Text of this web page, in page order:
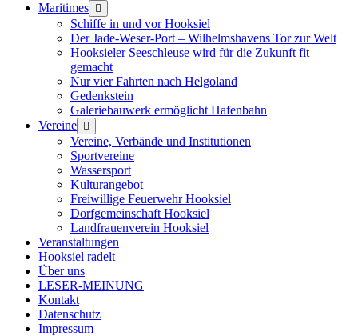
Maritimes Menü
öffnen
Schiffe in und vor Hooksiel
Der Jade-Weser-Port – Wilhelmshavens Tor zur Welt
Hooksieler Seeschleuse wird für die Zukunft fit
gemacht
Nur vier Fahrten nach Helgoland
Gedenkstein
Galeriebauwerk ermöglicht Hafenbahn
Vereine Menü
öffnen
Vereine, Verbände und Institutionen
Sportvereine
Wassersport
Kulturangebot
Freiwillige Feuerwehr Hooksiel
Dorfgemeinschaft Hooksiel
Landfrauenverein Hooksiel
Veranstaltungen
Hooksiel radelt
Über uns
LESER-MEINUNG
Kontakt
Datenschutz
Impressum